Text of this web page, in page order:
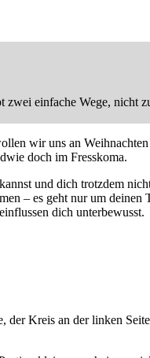
einfache Wege, nicht
wir uns an
doch im Fresskoma.
und dich trotzdem
– es geht nur um deinen
dich unterbewusst.
der Kreis an der linken